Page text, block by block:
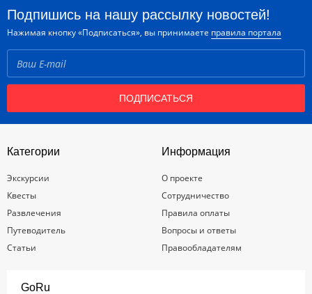
Подпишись на нашу рассылку новостей!
Нажимая кнопку «Подписаться», вы принимаете правила портала
ПОДПИСАТЬСЯ
Категории
Экскурсии
Квесты
Развлечения
Путеводитель
Статьи
Информация
О проекте
Сотрудничество
Правила оплаты
Вопросы и ответы
Правообладателям
GoRu